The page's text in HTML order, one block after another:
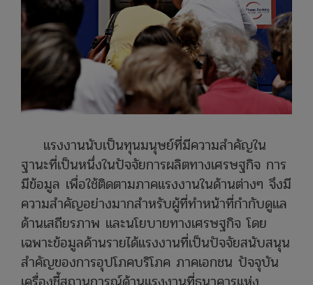
แรงงานนับเป็นทุนมนุษย์ที่มีความสำคัญใน
ฐานะที่เป็นหนึ่งในปัจจัยการผลิตทางเศรษฐกิจ การ
มีข้อมูล เพื่อใช้ติดตามภาคแรงงานในด้านต่างๆ จึงมี
ความสำคัญอย่างมากสำหรับผู้ที่ทำหน้าที่กำกับดูแล
ด้านเสถียรภาพ และนโยบายทางเศรษฐกิจ โดย
เฉพาะข้อมูลด้านรายได้แรงงานที่เป็นปัจจัยสนับสนุน
สำคัญของการอุปโภคบริโภค ภาคเอกชน ปัจจุบัน